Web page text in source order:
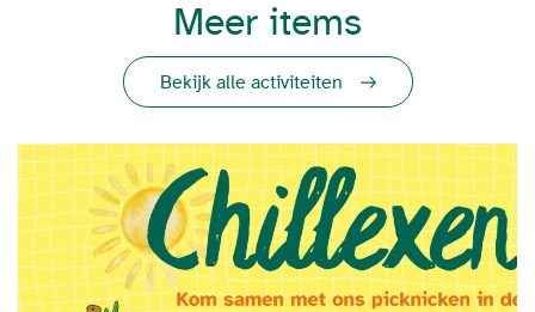
Meer items
Bekijk alle activiteiten